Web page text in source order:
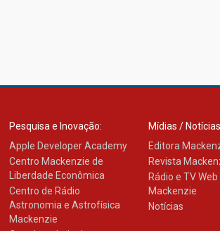
Pesquisa e Inovação:
Apple Developer Academy
Centro Mackenzie de
Liberdade Econômica
Centro de Rádio
Astronomia e Astrofísica
Mackenzie
Mídias /
Editora
Revista
Rádio e TV Web
Mackenzie
Notícias